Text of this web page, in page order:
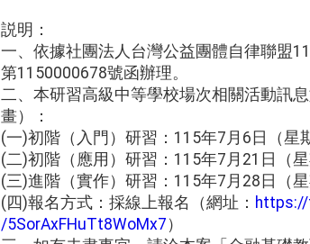
説明：
一、依據社團法人台灣公益團體自律聯盟
第1150000678號函辦理。
二、本研習高級中等學校場次相關活動訊
畫）：
(一)初階（入門）研習：115年7月6日（星
(二)初階（應用）研習：115年7月21日（星
(三)進階（實作）研習：115年7月28日（星
(四)報名方式：採線上報名（網址：
/5SorAxFHuTt8WoMx7 ）